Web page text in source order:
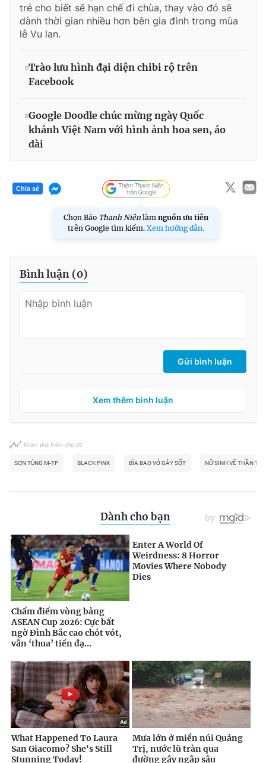
trẻ cho biết sẽ hạn chế đi chùa, thay vào đó sẽ
dành thời gian nhiều hơn bên gia đình trong mùa
lễ Vu lan.
Trào lưu hình đại diện chibi rộ trên
Facebook
Google Doodle chúc mừng ngày Quốc
khánh Việt Nam với hình ảnh hoa sen, áo
dài
Chia sẻ
Chọn Báo Thanh Niên làm nguồn ưu tiên
trên Google tìm kiếm. Xem hướng dẫn.
Bình luận (0)
Gửi bình luận
Xem thêm bình luận
Khám phá thêm chủ đề
SƠN TÙNG M-TP BLACK PINK BÌA BAO VỞ GÂY SỐT NỮ SINH VẼ THẦN